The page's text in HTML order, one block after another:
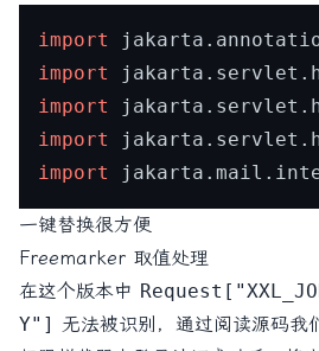
import
import
import
import
import
一键替换很方便
Freemarker 取值处理
在这个版本中
Y"] 无法被识别，通过阅读源码我